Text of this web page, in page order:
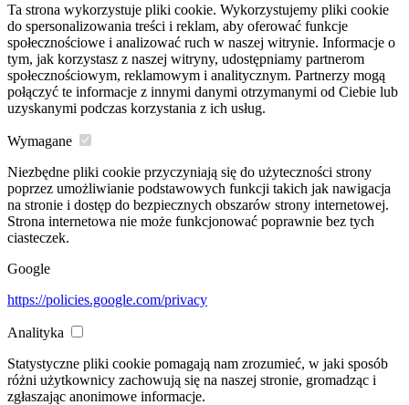
Ta strona wykorzystuje pliki cookie. Wykorzystujemy pliki cookie
do spersonalizowania treści i reklam, aby oferować funkcje
społecznościowe i analizować ruch w naszej witrynie. Informacje o
tym, jak korzystasz z naszej witryny, udostępniamy partnerom
społecznościowym, reklamowym i analitycznym. Partnerzy mogą
połączyć te informacje z innymi danymi otrzymanymi od Ciebie lub
uzyskanymi podczas korzystania z ich usług.
Wymagane
Niezbędne pliki cookie przyczyniają się do użyteczności strony
poprzez umożliwianie podstawowych funkcji takich jak nawigacja
na stronie i dostęp do bezpiecznych obszarów strony internetowej.
Strona internetowa nie może funkcjonować poprawnie bez tych
ciasteczek.
Google
https://policies.google.com/privacy
Analityka
Statystyczne pliki cookie pomagają nam zrozumieć, w jaki sposób
różni użytkownicy zachowują się na naszej stronie, gromadząc i
zgłaszając anonimowe informacje.